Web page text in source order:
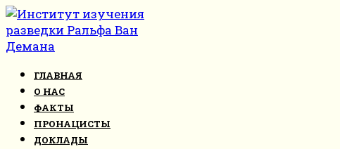
Перейти
к
контенту
ГЛАВНАЯ
О НАС
ФАКТЫ
ПРОНАЦИСТЫ
ДОКЛАДЫ